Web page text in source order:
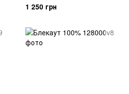
1 250 грн